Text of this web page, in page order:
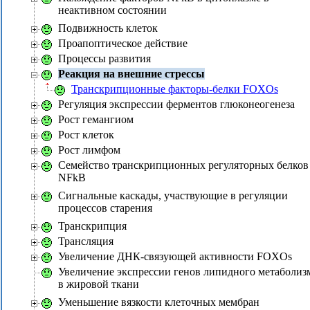
неактивном состоянии
Подвижность клеток
Проапоптическое действие
Процессы развития
Реакция на внешние стрессы
Транскрипционные факторы-белки FOXOs
Регуляция экспрессии ферментов глюконеогенеза
Рост гемангиом
Рост клеток
Рост лимфом
Семейство транскрипционных регуляторных белков
NFkB
Сигнальные каскады, участвующие в регуляции
процессов старения
Транскрипция
Трансляция
Увеличение ДНК-связующей активности FOXOs
Увеличение экспрессии генов липидного
в жировой ткани
Уменьшение вязкости клеточных мембран